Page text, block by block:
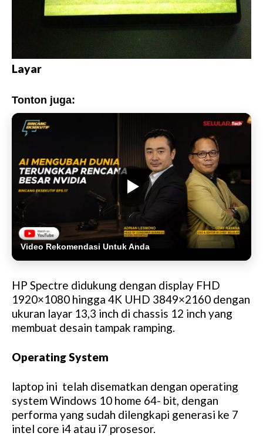
Layar
Tonton juga:
Video Rekomendasi Untuk Anda
HP Spectre didukung dengan display FHD
1920×1080 hingga 4K UHD 3849×2160 dengan
ukuran layar 13,3 inch di chassis 12 inch yang
membuat desain tampak ramping.
Operating System
laptop ini telah disematkan dengan operating
system Windows 10 home 64- bit, dengan
performa yang sudah dilengkapi generasi ke 7
intel core i4 atau i7 prosesor.